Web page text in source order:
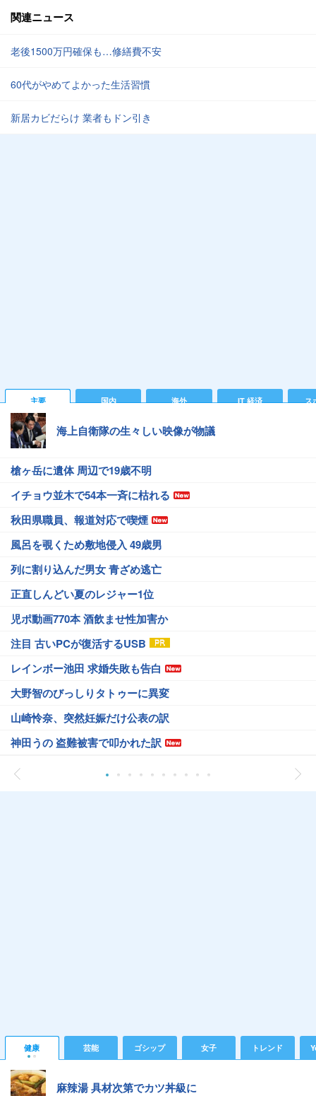
関連ニュース
老後1500万円確保も…修繕費不安
60代がやめてよかった生活習慣
新居カビだらけ 業者もドン引き
主要 国内 海外 IT 経済 ス
海上自衛隊の生々しい映像が物議
槍ヶ岳に遺体 周辺で19歳不明
イチョウ並木で54本一斉に枯れる
秋田県職員、報道対応で喫煙
風呂を覗くため敷地侵入 49歳男
列に割り込んだ男女 青ざめ逃亡
正直しんどい夏のレジャー1位
児ポ動画770本 酒飲ませ性加害か
注目 古いPCが復活するUSB
レインボー池田 求婚失敗も告白
大野智のびっしりタトゥーに異変
山崎怜奈、突然妊娠だけ公表の訳
神田うの 盗難被害で叩かれた訳
健康 芸能 ゴシップ 女子 トレンド
麻辣湯 具材次第でカツ丼級に